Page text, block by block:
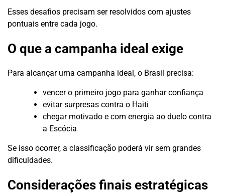
Esses desafios precisam ser resolvidos com ajustes
pontuais entre cada jogo.
O que a campanha ideal exige
Para alcançar uma campanha ideal, o Brasil precisa:
vencer o primeiro jogo para ganhar confiança
evitar surpresas contra o Haiti
chegar motivado e com energia ao duelo contra
a Escócia
Se isso ocorrer, a classificação poderá vir sem grandes
dificuldades.
Considerações finais estratégicas